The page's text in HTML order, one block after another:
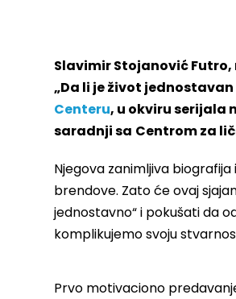
Slavimir Stojanović
„Da li je život
Centeru, u okviru
saradnji sa Centrom za
Njegova zanimljiva
brendove. Zato će ovaj
jednostavno“ i pokušati da
komplikujemo svoju
Prvo motivaciono